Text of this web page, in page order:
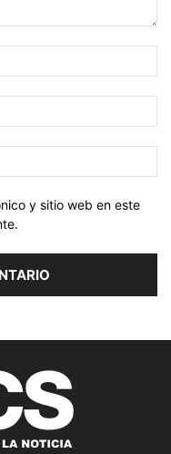
y sitio web en este